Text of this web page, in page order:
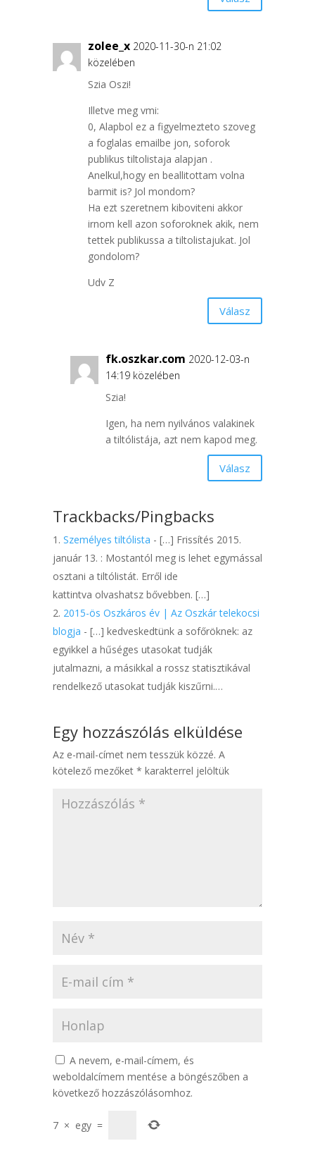
zolee_x 2020-11-30-n 21:02
közelében
Szia Oszi!
Illetve meg vmi:
0, Alapbol ez a figyelmezteto szoveg
a foglalas emailbe jon, soforok
publikus tiltolistaja alapjan .
Anelkul,hogy en beallitottam volna
barmit is? Jol mondom?
Ha ezt szeretnem kiboviteni akkor
irnom kell azon soforoknek akik, nem
tettek publikussa a tiltolistajukat. Jol
gondolom?
Udv Z
Válasz
fk.oszkar.com 2020-12-03-n
14:19 közelében
Szia!
Igen, ha nem nyilvános valakinek
a tiltólistája, azt nem kapod meg.
Válasz
Trackbacks/Pingbacks
Személyes tiltólista - […] Frissítés 2015.
január 13. : Mostantól meg is lehet egymással
osztani a tiltólistát. Erről ide
kattintva olvashatsz bővebben. […]
2015-ös Oszkáros év | Az Oszkár telekocsi
blogja - […] kedveskedtünk a sofőröknek: az
egyikkel a hűséges utasokat tudják
jutalmazni, a másikkal a rossz statisztikával
rendelkező utasokat tudják kiszűrni.…
Egy hozzászólás elküldése
Az e-mail-címet nem tesszük közzé. A
kötelező mezőket * karakterrel jelöltük
A nevem, e-mail-címem, és
weboldalcímem mentése a böngészőben a
következő hozzászólásomhoz.
7 × egy =